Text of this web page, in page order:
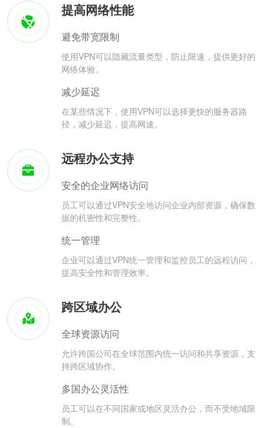
提高网络性能
避免带宽限制
使用VPN可以隐藏流量类型，防止限速，提供更好的
网络体验。
减少延迟
在某些情况下，使用VPN可以选择更快的服务器路
径，减少延迟，提高网速。
远程办公支持
安全的企业网络访问
员工可以通过VPN安全地访问企业内部资源，确保数
据的机密性和完整性。
统一管理
企业可以通过VPN统一管理和监控员工的远程访问，
提高安全性和管理效率。
跨区域办公
全球资源访问
允许跨国公司在全球范围内统一访问和共享资源，支
持跨区域协作。
多国办公灵活性
员工可以在不同国家或地区灵活办公，而不受地域限
制。